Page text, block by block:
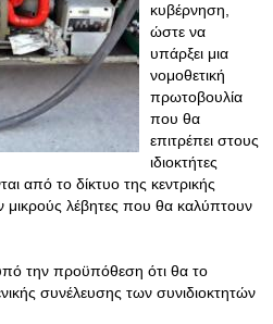
κυβέρνηση,
ώστε να
υπάρξει μια
νομοθετική
πρωτοβουλία
που θα
επιτρέπει στους
ιδιοκτήτες
από το δίκτυο της κεντρικής
μικρούς λέβητες που θα καλύπτουν
την προϋπόθεση ότι θα το
συνέλευσης των συνιδιοκτητών